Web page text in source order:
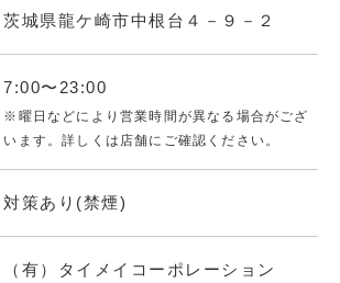
茨城県龍ケ崎市中根台４－９－２
7:00〜23:00
※曜日などにより営業時間が異なる場合がござ
います。詳しくは店舗にご確認ください。
対策あり(禁煙)
（有）タイメイコーポレーション